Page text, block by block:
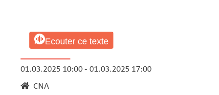
Ecouter ce texte
01.03.2025 10:00 - 01.03.2025 17:00
CNA